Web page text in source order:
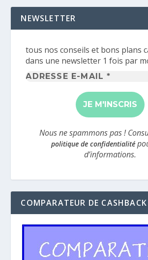
NEWSLETTER
tous nos conseils et bons plans
dans une newsletter 1 fois par
Adresse
mail
*
Nous ne spammons pas !
politique de confidentialité
d’informations.
COMPARATEUR DE CASHBACK